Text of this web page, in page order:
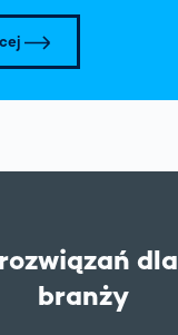
branży